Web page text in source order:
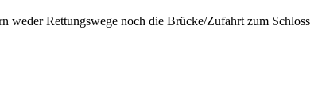
weder Rettungswege noch die Brücke/Zufahrt zum Schloss